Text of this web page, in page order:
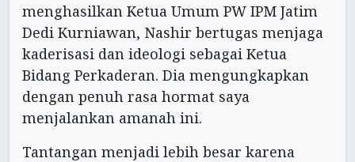
menghasilkan Ketua Umum PW IPM Jatim
Dedi Kurniawan, Nashir bertugas menjaga
kaderisasi dan ideologi sebagai Ketua
Bidang Perkaderan. Dia mengungkapkan
dengan penuh rasa hormat saya
menjalankan amanah ini.
Tantangan menjadi lebih besar karena